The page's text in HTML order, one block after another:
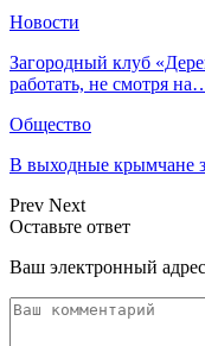
Новости
Загородный клуб
работать, не смотря
Общество
В выходные крымчане
Prev Next
Оставьте ответ
Ваш электронный